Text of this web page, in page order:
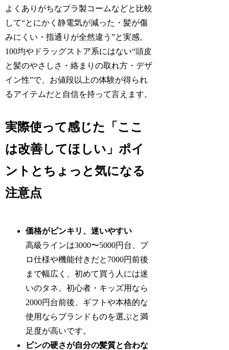
よくありがちなプラ製コームなどと比較
して“とにかく静電気が減った・髪が傷
みにくい・指通りが全然違う”と実感。
100均やドラッグストア系にはない“頭皮
と髪のやさしさ・絡まりの取れ方・デザ
イン性”で、お値段以上の体験が得られ
るアイテムだと自信を持って言えます。
実際使って感じた「ここ
は改善してほしい」ポイ
ントとちょっと気になる
注意点
価格がピンキリ、迷いやすい
高級ラインは3000〜5000円台、プ
ロ仕様や機能付きだと7000円前後
まで幅広く、初めて買う人には迷
いのタネ。初心者・キッズ用なら
2000円台前後、ギフトや本格的な
使用ならブランドものを選ぶと満
足度が高いです。
ピンの硬さが自分の髪質と合わな